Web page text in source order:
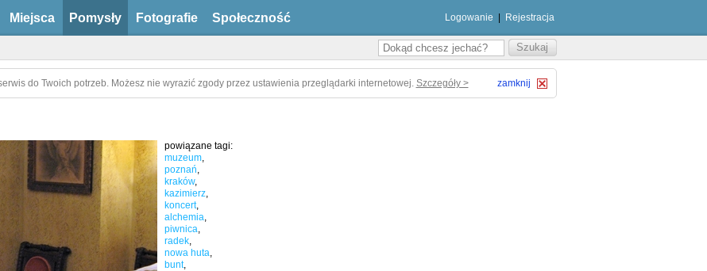
Miejsca Pomysły Fotografie Społeczność Logowanie Rejestracja
do Twoich potrzeb. Możesz nie wyrazić zgody przez ustawienia przeglądarki internetowej. Szczegóły > zamknij
powiązane tagi:
muzeum,
poznań,
kraków,
kazimierz,
koncert,
alchemia,
piwnica,
radek,
nowa huta,
bunt,